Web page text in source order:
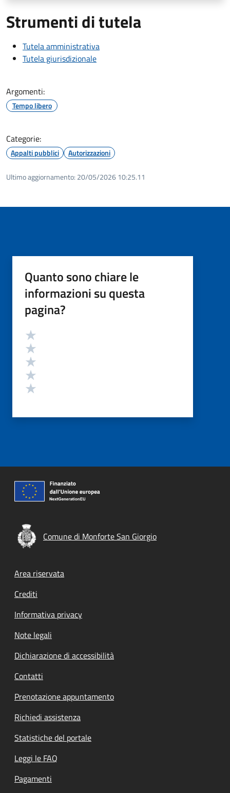
Strumenti di tutela
Tutela amministrativa
Tutela giurisdizionale
Argomenti:
Tempo libero
Categorie:
Appalti pubblici Autorizzazioni
Ultimo aggiornamento: 20/05/2026 10:25.11
Quanto sono chiare le
informazioni su questa
pagina?
Valutazione
Comune di Monforte San Giorgio
Footer menu
Area riservata
Crediti
Informativa privacy
Note legali
Dichiarazione di accessibilità
Contatti
Prenotazione appuntamento
Richiedi assistenza
Statistiche del portale
Leggi le FAQ
Pagamenti